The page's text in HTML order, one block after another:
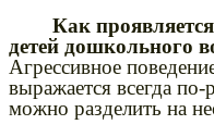
Как проявляется
детей дошкольного
Агрессивное
выражается всегда
можно разделить на